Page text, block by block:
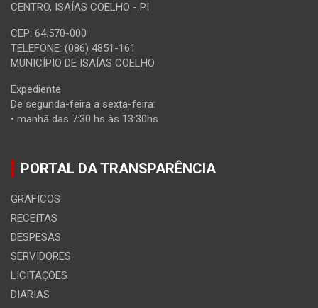
CENTRO, ISAÍAS COELHO - PI
CEP: 64.570-000
TELEFONE: (086) 4851-161
MUNICÍPIO DE ISAÍAS COELHO
Expediente
De segunda-feira a sexta-feira:
• manhã das 7:30 hs às 13:30hs
PORTAL DA TRANSPARÊNCIA
GRAFICOS
RECEITAS
DESPESAS
SERVIDORES
LICITAÇÕES
DIARIAS